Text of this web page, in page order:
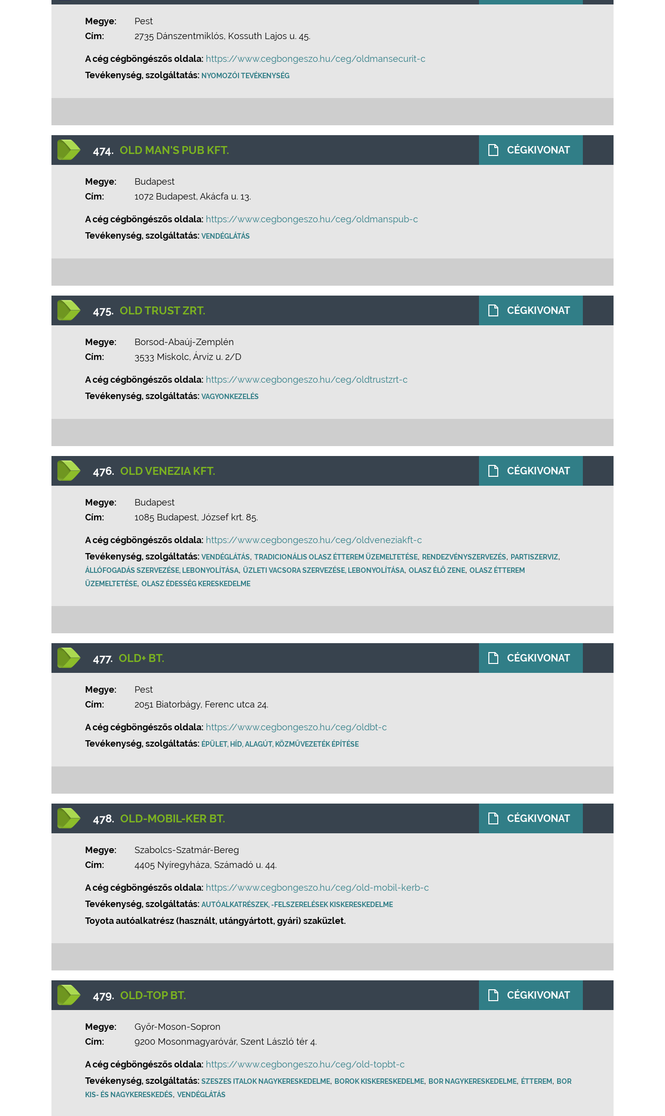
Megye:
Pest
Cím:
2735 Dánszentmiklós, Kossuth Lajos u. 45.
A cég cégböngészős oldala: https://www.cegbongeszo.hu/ceg/oldmansecurit-c
Tevékenység, szolgáltatás: NYOMOZÓI TEVÉKENYSÉG
474. OLD MAN'S PUB KFT. CÉGKIVONAT
Megye:
Budapest
Cím:
1072 Budapest, Akácfa u. 13.
A cég cégböngészős oldala: https://www.cegbongeszo.hu/ceg/oldmanspub-c
Tevékenység, szolgáltatás: VENDÉGLÁTÁS
475. OLD TRUST ZRT. CÉGKIVONAT
Megye:
Borsod-Abaúj-Zemplén
Cím:
3533 Miskolc, Árvíz u. 2/D
A cég cégböngészős oldala: https://www.cegbongeszo.hu/ceg/oldtrustzrt-c
Tevékenység, szolgáltatás: VAGYONKEZELÉS
476. OLD VENEZIA KFT. CÉGKIVONAT
Megye:
Budapest
Cím:
1085 Budapest, József krt. 85.
A cég cégböngészős oldala: https://www.cegbongeszo.hu/ceg/oldveneziakft-c
Tevékenység, szolgáltatás: VENDÉGLÁTÁS, TRADICIONÁLIS OLASZ ÉTTEREM ÜZEMELTETÉSE, RENDEZVÉNYSZERVEZÉS, PARTISZERVIZ,
ÁLLÓFOGADÁS SZERVEZÉSE, LEBONYOLÍTÁSA, ÜZLETI VACSORA SZERVEZÉSE, LEBONYOLÍTÁSA, OLASZ ÉLŐ ZENE, OLASZ ÉTTEREM
ÜZEMELTETÉSE, OLASZ ÉDESSÉG KERESKEDELME
477. OLD+ BT. CÉGKIVONAT
Megye:
Pest
Cím:
2051 Biatorbágy, Ferenc utca 24.
A cég cégböngészős oldala: https://www.cegbongeszo.hu/ceg/oldbt-c
Tevékenység, szolgáltatás: ÉPÜLET, HÍD, ALAGÚT, KÖZMŰVEZETÉK ÉPÍTÉSE
478. OLD-MOBIL-KER BT. CÉGKIVONAT
Megye:
Szabolcs-Szatmár-Bereg
Cím:
4405 Nyíregyháza, Számadó u. 44.
A cég cégböngészős oldala: https://www.cegbongeszo.hu/ceg/old-mobil-kerb-c
Tevékenység, szolgáltatás: AUTÓALKATRÉSZEK, -FELSZERELÉSEK KISKERESKEDELME
Toyota autóalkatrész (használt, utángyártott, gyári) szaküzlet.
479. OLD-TOP BT. CÉGKIVONAT
Megye:
Győr-Moson-Sopron
Cím:
9200 Mosonmagyaróvár, Szent László tér 4.
A cég cégböngészős oldala: https://www.cegbongeszo.hu/ceg/old-topbt-c
Tevékenység, szolgáltatás: SZESZES ITALOK NAGYKERESKEDELME, BOROK KISKERESKEDELME, BOR NAGYKERESKEDELME, ÉTTEREM, BOR
KIS- ÉS NAGYKERESKEDÉS, VENDÉGLÁTÁS